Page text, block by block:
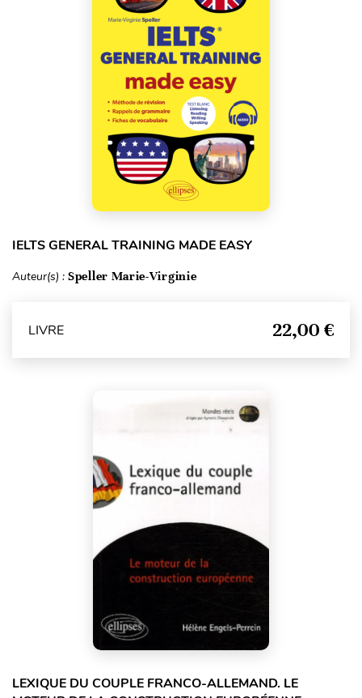
IELTS GENERAL TRAINING MADE EASY
Auteur(s) : Speller Marie-Virginie
LIVRE 22,00 €
LEXIQUE DU COUPLE FRANCO-ALLEMAND. LE